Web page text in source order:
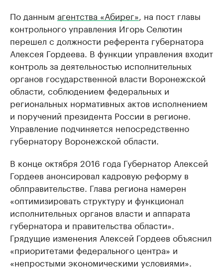
По данным агентства «Абирег» , на пост главы
контрольного управления Игорь Селютин
перешел с должности референта губернатора
Алексея Гордеева. В функции управления входит
контроль за деятельностью исполнительных
органов государственной власти Воронежской
области, соблюдением федеральных и
региональных нормативных актов исполнением
и поручений президента России в регионе.
Управление подчиняется непосредственно
губернатору Воронежской области.
В конце октября 2016 года Губернатор Алексей
Гордеев анонсировал кадровую реформу в
облправительстве. Глава региона намерен
«оптимизировать структуру и функционал
исполнительных органов власти и аппарата
губернатора и правительства области».
Грядущие изменения Алексей Гордеев объяснил
«приоритетами федерального центра» и
«непростыми экономическими условиями».